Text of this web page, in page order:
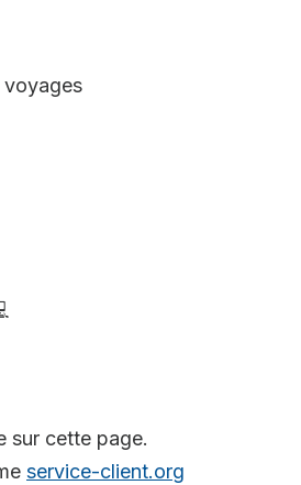
voyages
sur cette page.
service-client.org